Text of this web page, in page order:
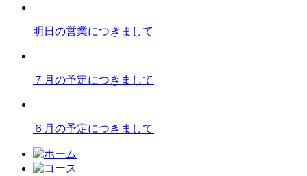
明日の営業につきまして
７月の予定につきまして
６月の予定につきまして